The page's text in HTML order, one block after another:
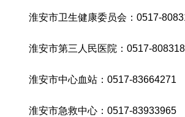
淮安市卫生健康委员会：0517-
淮安市第三人民医院：0517-
淮安市中心血站：0517-83664271
淮安市急救中心：0517-83933965